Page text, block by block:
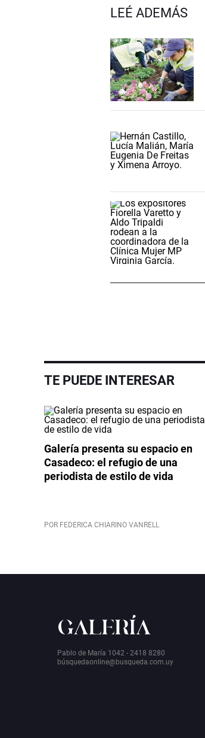
LEÉ ADEMÁS
TE PUEDE INTERESAR
Galería presenta su espacio en
Casadeco: el refugio de una
periodista de estilo de vida
POR FEDERICA CHIARINO VANRELL
Pablo de María 1042 - 2418 8280
búsquedaonline@busqueda.com.uy